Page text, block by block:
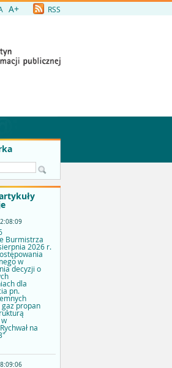
A+ RSS
Burmistrza
2026 r.
w
decyzji o
dla
pn.
propan
na